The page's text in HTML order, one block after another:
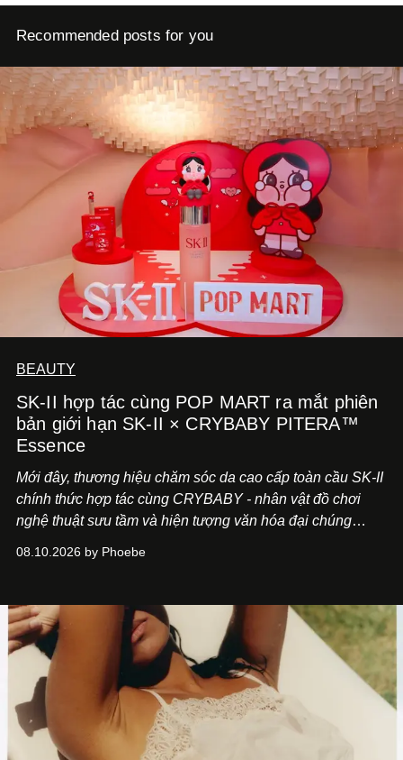
Recommended posts for you
BEAUTY
SK-II hợp tác cùng POP MART ra mắt phiên
bản giới hạn SK-II × CRYBABY PITERA™
Essence
Mới đây, thương hiệu chăm sóc da cao cấp toàn cầu SK-II
chính thức hợp tác cùng CRYBABY - nhân vật đồ chơi
nghệ thuật sưu tầm và hiện tượng văn hóa đại chúng
08.10.2026 by Phoebe